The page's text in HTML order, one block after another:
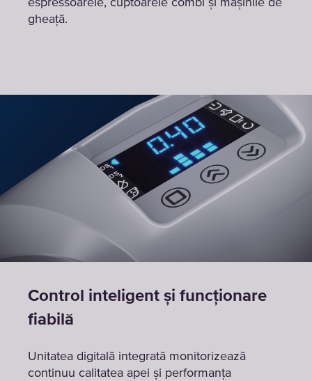
espressoarele, cuptoarele combi și mașinile de
gheață.
Control inteligent și funcționare
fiabilă
Unitatea digitală integrată monitorizează
continuu calitatea apei și performanța